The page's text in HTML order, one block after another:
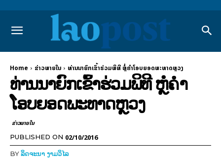
Home ຂ່າວພາຍ​ໃນ ທ່ານນາຍົກເຂົ້າຮ່ວມພິທີ ຫຼໍ່ຄຳໂອບຍອດພະທາດຫຼວງ
ທ່ານນາຍົກເຂົ້າຮ່ວມພິທີ ຫຼໍ່ຄຳ
ໂອບຍອດພະທາດຫຼວງ
ຂ່າວພາຍ​ໃນ
PUBLISHED ON 02/10/2016
BYລິດຈະນາ ງາມວິໄລ